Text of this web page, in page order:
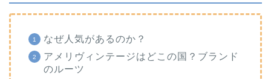
なぜ人気があるのか？
アメリヴィンテージはどこの国？ブランド
のルーツ